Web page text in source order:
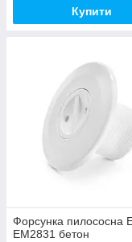
Купити
Форсунка пилососна
EM2831 бетон